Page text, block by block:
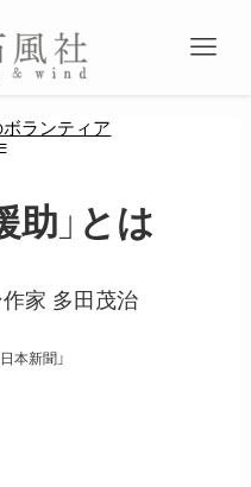
ランティア
助」とは
家 多田茂治
本新聞」